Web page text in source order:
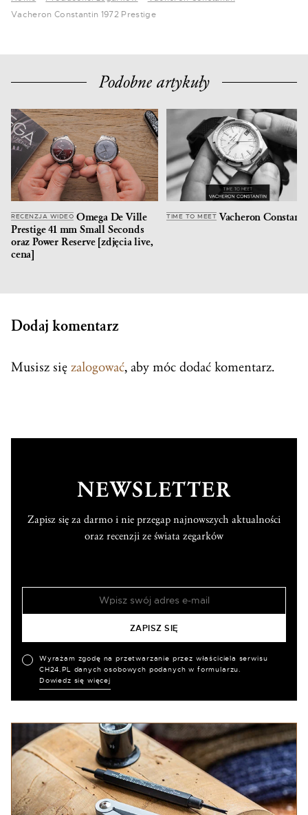
Vacheron Constantin 1972 Prestige
Podobne artykuły
RECENZJA WIDEO Omega De Ville
Prestige 41 mm Small Seconds
oraz Power Reserve [zdjęcia live,
cena]
TIME TO MEET Vacheron
Dodaj komentarz
Musisz się zalogować, aby móc dodać komentarz.
NEWSLETTER
Zapisz się za darmo i nie przegap najnowszych aktualności
oraz recenzji ze świata zegarków
Wyrażam zgodę na przetwarzanie przez właściciela serwisu
CH24.PL danych osobowych podanych w formularzu.
Dowiedz się więcej